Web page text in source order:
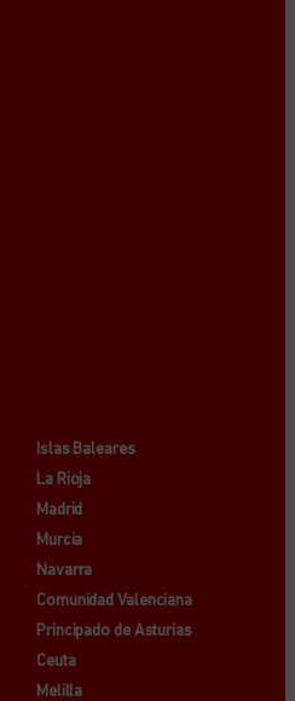
Islas Baleares
La Rioja
Madrid
Murcia
Navarra
Comunidad Valenciana
Principado de Asturias
Ceuta
Melilla